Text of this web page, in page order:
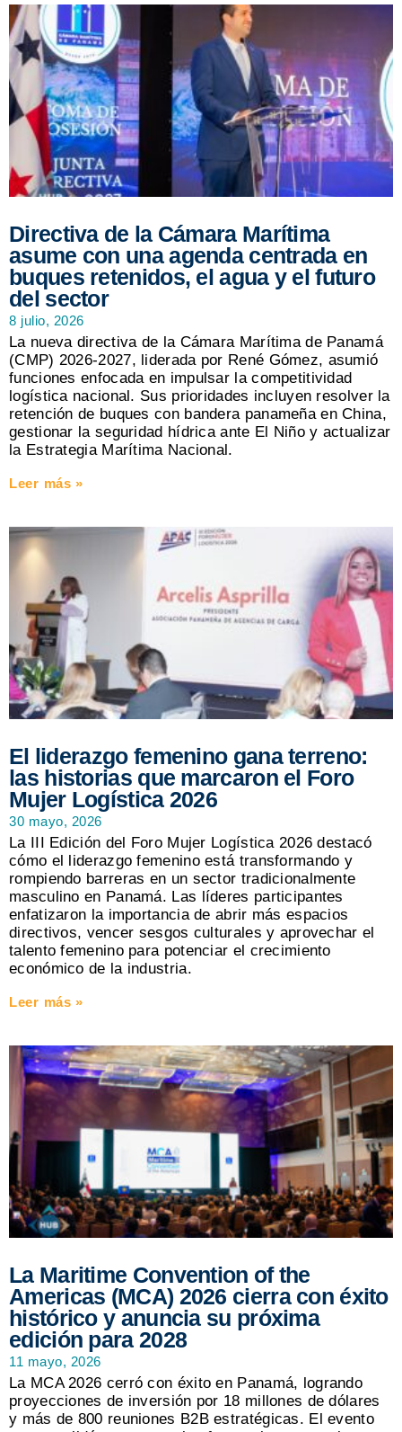
Directiva de la Cámara Marítima
asume con una agenda centrada en
buques retenidos, el agua y el futuro
del sector
8 julio, 2026
La nueva directiva de la Cámara Marítima de Panamá
(CMP) 2026-2027, liderada por René Gómez, asumió
funciones enfocada en impulsar la competitividad
logística nacional. Sus prioridades incluyen resolver la
retención de buques con bandera panameña en China,
gestionar la seguridad hídrica ante El Niño y actualizar
la Estrategia Marítima Nacional.
Leer más »
El liderazgo femenino gana terreno:
las historias que marcaron el Foro
Mujer Logística 2026
30 mayo, 2026
La III Edición del Foro Mujer Logística 2026 destacó
cómo el liderazgo femenino está transformando y
rompiendo barreras en un sector tradicionalmente
masculino en Panamá. Las líderes participantes
enfatizaron la importancia de abrir más espacios
directivos, vencer sesgos culturales y aprovechar el
talento femenino para potenciar el crecimiento
económico de la industria.
Leer más »
La Maritime Convention of the
Americas (MCA) 2026 cierra con éxito
histórico y anuncia su próxima
edición para 2028
11 mayo, 2026
La MCA 2026 cerró con éxito en Panamá, logrando
proyecciones de inversión por 18 millones de dólares
y más de 800 reuniones B2B estratégicas. El evento